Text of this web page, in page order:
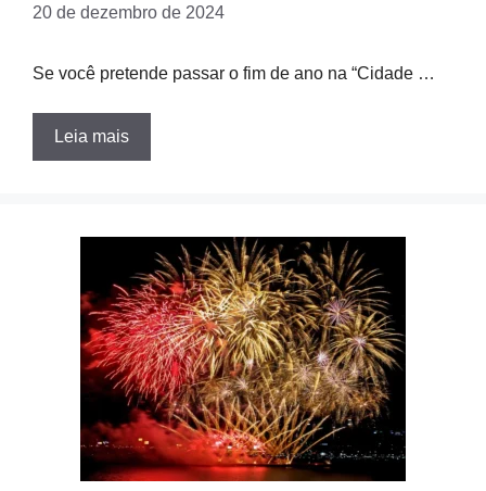
20 de dezembro de 2024
Se você pretende passar o fim de ano na “Cidade …
Leia mais